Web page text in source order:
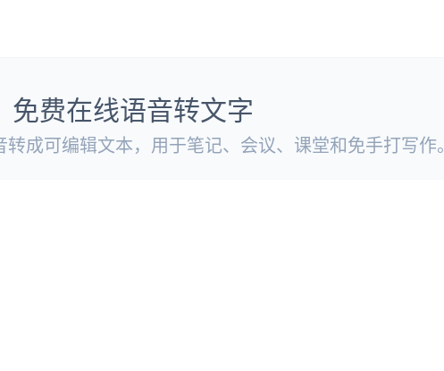
免费在线语音转文字
成可编辑文本，用于笔记、会议、课堂和免手打写作。